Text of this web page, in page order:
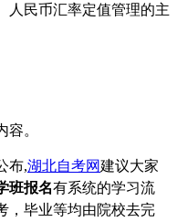
民币汇率定值管理的主
。
布,湖北自考网建议大家
班报名有系统的学习流
，毕业等均由院校去完